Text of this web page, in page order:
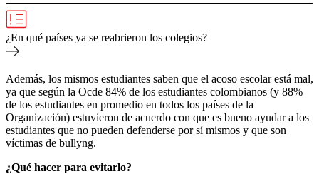
¿En qué países ya se reabrieron los colegios?
Además, los mismos estudiantes saben que el acoso escolar está mal,
ya que según la Ocde 84% de los estudiantes colombianos (y 88%
de los estudiantes en promedio en todos los países de la
Organización) estuvieron de acuerdo con que es bueno ayudar a los
estudiantes que no pueden defenderse por sí mismos y que son
víctimas de bullyng.
¿Qué hacer para evitarlo?